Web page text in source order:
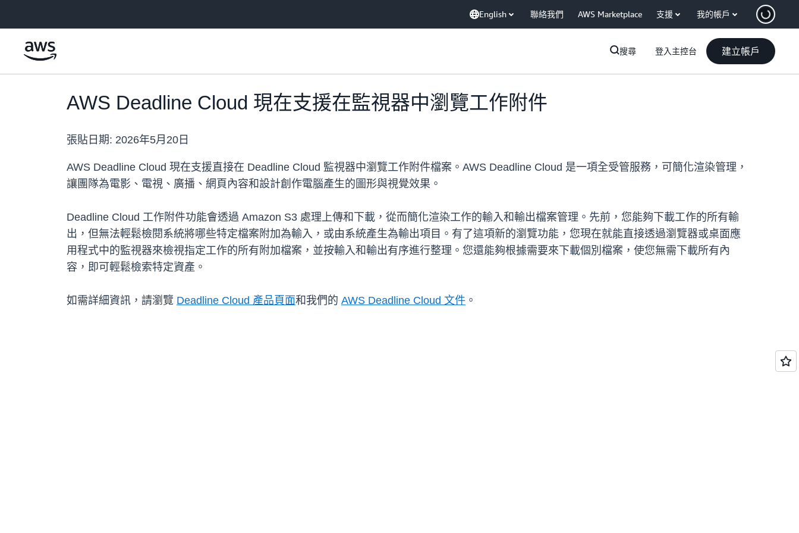
English 聯絡我們 AWS Marketplace 支援 我的帳戶
搜尋 登入主控台 建立帳戶
AWS Deadline Cloud 現在支援在監視器中瀏覽工作附件
張貼日期: 2026年5月20日
AWS Deadline Cloud 現在支援直接在 Deadline Cloud 監視器中瀏覽工作附件檔案。AWS Deadline Cloud 是一項全受管服務，可簡化渲染管理，
讓團隊為電影、電視、廣播、網頁內容和設計創作電腦產生的圖形與視覺效果。
Deadline Cloud 工作附件功能會透過 Amazon S3 處理上傳和下載，從而簡化渲染工作的輸入和輸出檔案管理。先前，您能夠下載工作的所有輸
出，但無法輕鬆檢閱系統將哪些特定檔案附加為輸入，或由系統產生為輸出項目。有了這項新的瀏覽功能，您現在就能直接透過瀏覽器或桌面應
用程式中的監視器來檢視指定工作的所有附加檔案，並按輸入和輸出有序進行整理。您還能夠根據需要來下載個別檔案，使您無需下載所有內
容，即可輕鬆檢索特定資產。
如需詳細資訊，請瀏覽 Deadline Cloud 產品頁面和我們的 AWS Deadline Cloud 文件 。